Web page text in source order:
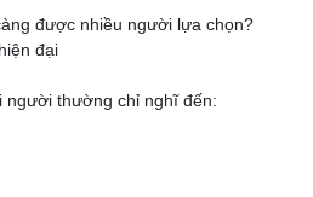
được nhiều người lựa chọn?
đại
người thường chỉ nghĩ đến: